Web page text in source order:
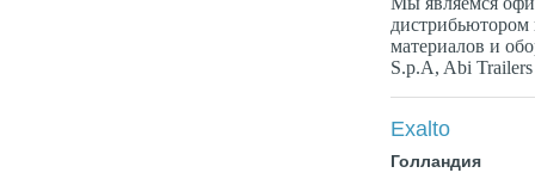
дистрибьютором
материалов и
S.p.A, Abi Trailers
Exalto
Голландия